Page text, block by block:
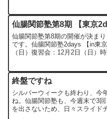
仙腸関節塾第8期 【東京
仙腸関節塾第8期の開催が決ま
です。仙腸関節塾2days 【in東
（日）復習会：12月2日（日）
終盤ですね
シルバーウィークも終わり、今
ね。仙腸関節塾も、今週末で3
を出さないため、日々スライド